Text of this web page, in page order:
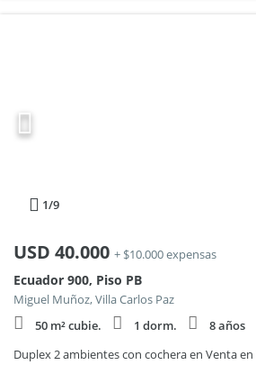
1/9
USD 40.000 + $10.000 expensas
Ecuador 900, Piso PB
Miguel Muñoz, Villa Carlos Paz
50 m² cubie.
1 dorm.
8 años
Duplex 2 ambientes con cochera en Venta en